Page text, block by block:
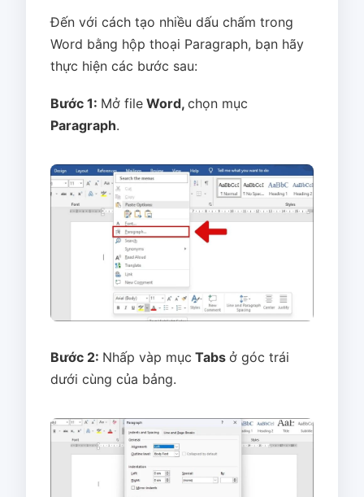
Đến với cách tạo nhiều dấu chấm trong
Word bằng hộp thoại Paragraph, bạn hãy
thực hiện các bước sau:
Bước 1: Mở file Word, chọn mục
Paragraph.
Bước 2: Nhấp vàp mục Tabs ở góc trái
dưới cùng của bảng.